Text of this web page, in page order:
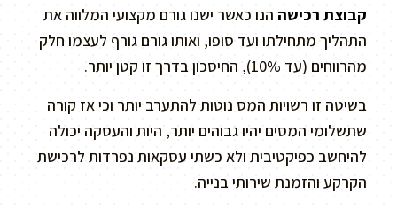
קבוצת רכישה הנו כאשר ישנו גורם מקצועי המלווה את
התהליך מתחילתו ועד סופו, ואותו גורם גורף לעצמו חלק
מהרווחים (עד 10%), החיסכון בדרך זו קטן יותר.
בשיטה זו רשויות המס נוטות להתערב יותר וכי אז קורה
שתשלומי המסים יהיו גבוהים יותר, היות והעסקה יכולה
להיחשב כפיקטיבית ולא כשתי עסקאות נפרדות לרכישת
הקרקע והזמנת שירותי בנייה.